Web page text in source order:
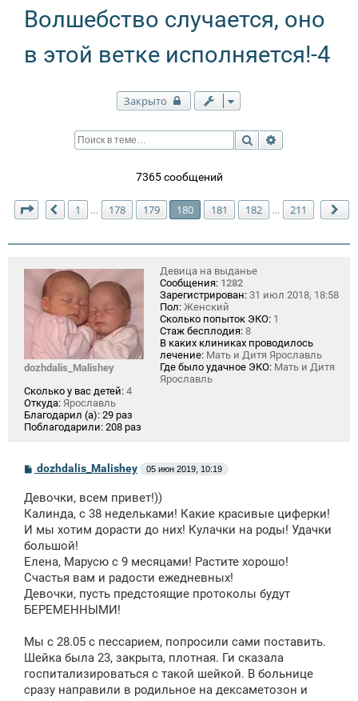
Волшебство случается, оно
в этой ветке исполняется!-4
Закрыто
Поиск
7365 сообщений
Страница 180 из211
Пред.
1 … 178 179 180 181 182 … 211
dozhdalis_Malishey
Девица на выданье
Сообщения: 1282
Зарегистрирован: 31 июл 2018, 18:58
Пол: Женский
Сколько попыток ЭКО: 1
Стаж бесплодия: 8
В каких клиниках проводилось
лечение: Мать и Дитя Ярославль
Где было удачное ЭКО: Мать и Дитя
Ярославль
Сколько у вас детей: 4
Откуда: Ярославль
Благодарил (а): 29 раз
Поблагодарили: 208 раз
С
б
щ
н
и
dozhdalis_Malishey 05 июн 2019, 10:19
Девочки, всем привет!))
Калинда, с 38 недельками! Какие красивые циферки!
И мы хотим дорасти до них! Кулачки на роды! Удачки
большой!
Елена, Марусю с 9 месяцами! Растите хорошо!
Счастья вам и радости ежедневных!
Девочки, пусть предстоящие протоколы будут
БЕРЕМЕННЫМИ!
Мы с 28.05 с пессарием, попросили сами поставить.
Шейка была 23, закрыта, плотная. Ги сказала
госпитализироваться с такой шейкой. В больнице
сразу направили в родильное на дексаметозон и